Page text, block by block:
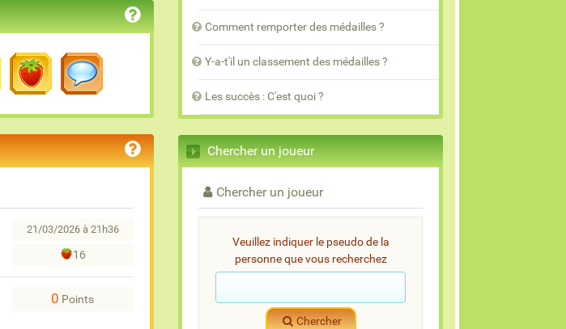
21/03/2026 à 21h36
16
0 Points
Comment remporter des médailles ?
Y-a-t'il un classement des médailles ?
Les succès : C'est quoi ?
Chercher un joueur
Chercher un joueur
Veuillez indiquer le pseudo de la
personne que vous recherchez
Chercher